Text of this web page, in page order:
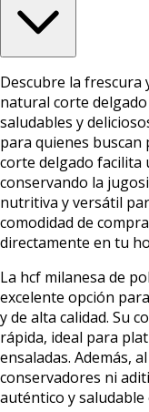
Descubre la frescura
natural corte
saludables y
para quienes buscan
corte delgado facilita
conservando la
nutritiva y versátil
comodidad de
directamente en tu
La hcf milanesa de
excelente opción
y de alta calidad. Su
rápida, ideal para
ensaladas. Además,
conservadores ni
auténtico y saludable